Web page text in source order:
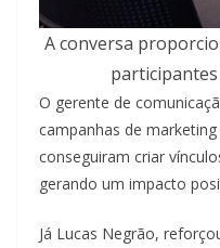
A conversa
participantes
O gerente de
campanhas de
conseguiram criar
gerando um impacto
Já Lucas Negrão,